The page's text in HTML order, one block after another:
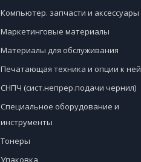
Компьютер. запчасти и аксессуары
Маркетинговые материалы
Материалы для обслуживания
Печатающая техника и опции к ней
СНПЧ (сист.непрер.подачи чернил)
Специальное оборудование и
инструменты
Тонеры
Упаковка